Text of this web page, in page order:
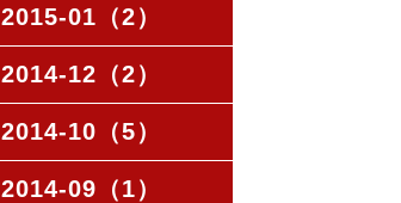
2015-01（2）
2014-12（2）
2014-10（5）
2014-09（1）